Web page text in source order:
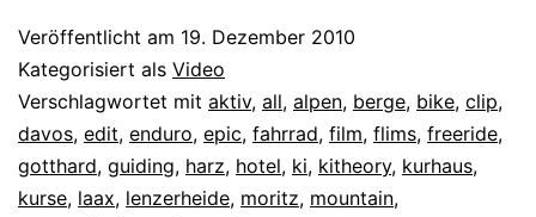
Veröffentlicht am 19. Dezember 2010
Kategorisiert als Video
Verschlagwortet mit aktiv, all, alpen, berge, bike, clip,
davos, edit, enduro, epic, fahrrad, film, flims, freeride,
gotthard, guiding, harz, hotel, ki, kitheory, kurhaus,
kurse, laax, lenzerheide, moritz, mountain,